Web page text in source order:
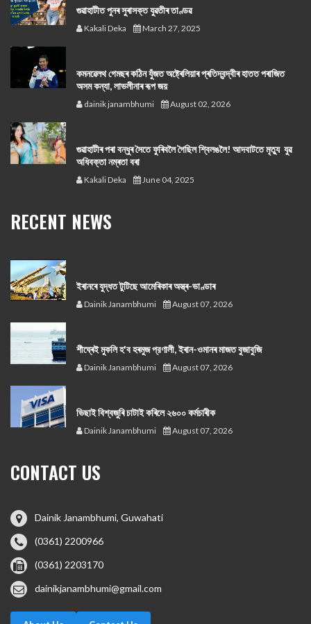
গুৱাহাটীত পুনৰ সুৰাসক্ত যুৱতীৰ তাণ্ডৱ
Kakali Deka March 27, 2025
কমনৱেলথ গেমছৰ কঠিন যুঁজত অষ্ট্ৰেলিয়াৰ প্ৰতিদ্বন্দ্বীৰ হাতত পৰাজিত
অসম কন্যা, লাভলীনাৰ ৰূপ জয়
dainik janambhumi August 02, 2026
গুৱাহাটীৰ পৰা বন্ধুৰ সৈতে ফুৰিবলৈ গৈছিল শ্বিলঙলৈ! আদবাটতে মৃত্যু যুৱ
অধিবক্তা নম্ৰতা বৰা
Kakali Deka June 04, 2025
RECENT NEWS
ইৰানৰে যুদ্ধত টুটিছে আমেৰিকাৰ অস্ত্ৰ-ভাণ্ডাৰ
Dainik Janambhumi August 07, 2026
শীঘ্ৰেই মুকলি হ'ব হৰমুজ প্রণালী, ইৰান-ওমানৰ মাজত বুজাবুজি
Dainik Janambhumi August 07, 2026
ভিছাই বিশ্বজুৰি চাটাই কৰিলে ২৬০০ কৰ্মচাৰীক
Dainik Janambhumi August 07, 2026
CONTACT US
Dainik Janambhumi, Guwahati
(0361) 2200966
(0361) 2203170
dainikjanambhumi@gmail.com